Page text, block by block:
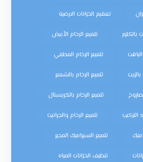
تعقيم الخزانات الارضية
بالكلور تلميع الرخام الأبيض
تلميع الرخام المطفي
تلميع الرخام بالشمع
تلميع الرخام بالكريستال
التركيب تلميع الرخام والجرانيت
تلميع السيراميك المجير
تنظيف الخزانات المياه